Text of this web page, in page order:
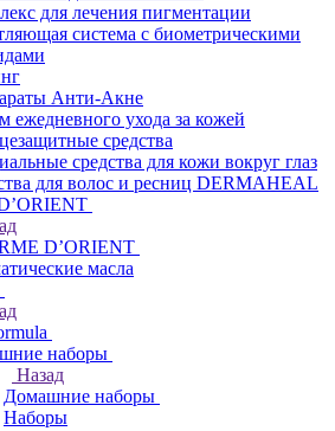
для лечения пигментации
система с биометрическими
Анти-Акне
ежедневного ухода за кожей
средства
средства для кожи вокруг глаз
для волос и ресниц DERMAHEAL
D’ORIENT
масла
наборы
Назад
Домашние наборы
Наборы